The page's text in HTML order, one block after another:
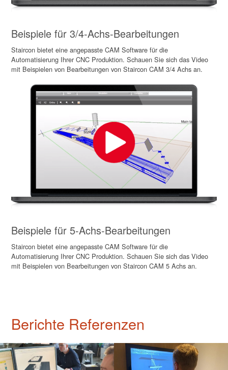
Beispiele für 3/4-Achs-Bearbeitungen
Staircon bietet eine angepasste CAM Software für die
Automatisierung Ihrer CNC Produktion. Schauen Sie sich das Video
mit Beispielen von Bearbeitungen von Staircon CAM 3/4 Achs an.
Beispiele für 5-Achs-Bearbeitungen
Staircon bietet eine angepasste CAM Software für die
Automatisierung Ihrer CNC Produktion. Schauen Sie sich das Video
mit Beispielen von Bearbeitungen von Staircon CAM 5 Achs an.
Berichte Referenzen